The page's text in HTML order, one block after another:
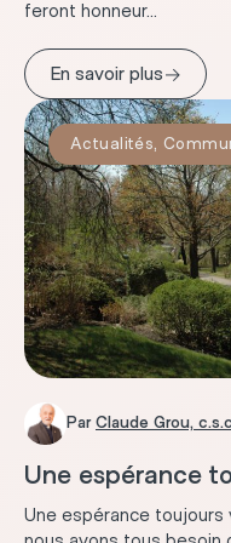
feront honneur...
En savoir plus→
Actualités,
Par Claude Grou,
Une espérance
Une espérance